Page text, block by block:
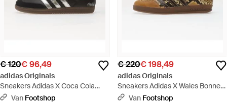
€ 120€ 96,49
adidas Originals
Sneakers Adidas X Coca Cola
Samba Og Core/ Gum5 Eur -
Van Footshop
€ 220€ 198,49
adidas Originals
Sneakers Adidas X Wales Bonner
Gazelle Snake Supplier Colour/
Van Footshop